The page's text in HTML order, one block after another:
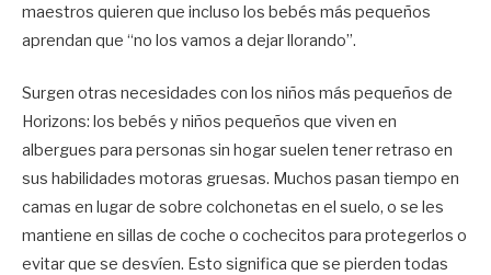
maestros quieren que incluso los bebés más pequeños
aprendan que “no los vamos a dejar llorando”.
Surgen otras necesidades con los niños más pequeños de
Horizons: los bebés y niños pequeños que viven en
albergues para personas sin hogar suelen tener retraso en
sus habilidades motoras gruesas. Muchos pasan tiempo en
camas en lugar de sobre colchonetas en el suelo, o se les
mantiene en sillas de coche o cochecitos para protegerlos o
evitar que se desvíen. Esto significa que se pierden todas